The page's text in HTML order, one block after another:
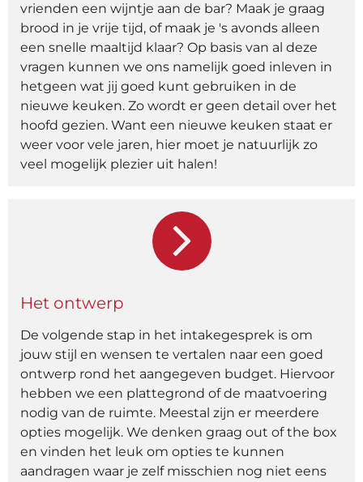
vrienden een wijntje aan de bar? Maak je graag
brood in je vrije tijd, of maak je 's avonds alleen
een snelle maaltijd klaar? Op basis van al deze
vragen kunnen we ons namelijk goed inleven in
hetgeen wat jij goed kunt gebruiken in de
nieuwe keuken. Zo wordt er geen detail over het
hoofd gezien. Want een nieuwe keuken staat er
weer voor vele jaren, hier moet je natuurlijk zo
veel mogelijk plezier uit halen!
Het ontwerp
De volgende stap in het intakegesprek is om
jouw stijl en wensen te vertalen naar een goed
ontwerp rond het aangegeven budget. Hiervoor
hebben we een plattegrond of de maatvoering
nodig van de ruimte. Meestal zijn er meerdere
opties mogelijk. We denken graag out of the box
en vinden het leuk om opties te kunnen
aandragen waar je zelf misschien nog niet eens